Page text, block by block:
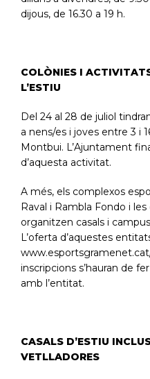
dijous, de 16.30 a 19 h.
COLÒNIES I
L’ESTIU
Del 24 al 28 de juliol
a nens/es i joves entre 3 i
Montbui. L’Ajuntament
d’aquesta activitat.
A més, els complexos
Raval i Rambla Fondo i
organitzen casals i
L’oferta d’aquestes
inscripcions s’hauran de
amb l’entitat.
CASALS D’ESTIU
VETLLADORES